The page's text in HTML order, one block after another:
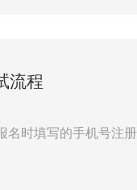
流程
时填写的手机号注
复试钉钉小组，请